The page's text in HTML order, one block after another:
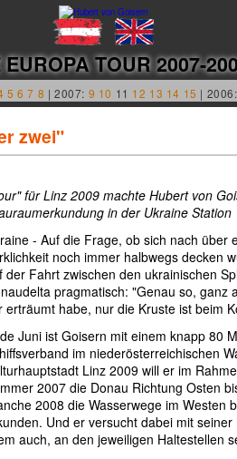
TOUR 2007-
5 6 7 8 | 2007: 9 10 11 12 13 14 15 | 2006:
zwei"
für Linz 2009 machte Hubert von
in der Ukraine Station
- Auf die Frage, ob sich nach über
noch immer halbwegs decken
der Fahrt zwischen den ukrainischen
pragmatisch: "Genau so, ganz
erträumt habe, nur die Kruste ist beim
Juni ist Goisern mit einem knapp 80
im niederösterreichischen
Linz 2009 will er im
2007 die Donau Richtung Osten
2008 die Wasserwege im Westen
Und er versucht dabei mit
auch, an den jeweiligen Haltestellen